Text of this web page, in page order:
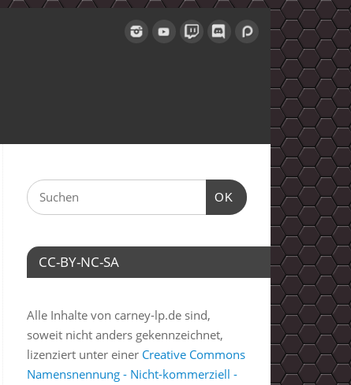
OK
CC-BY-NC-SA
Alle Inhalte von carney-lp.de sind,
soweit nicht anders gekennzeichnet,
lizenziert unter einer Creative Commons
Namensnennung - Nicht-kommerziell -